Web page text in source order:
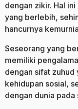
dengan zikir. Hal
yang berlebih,
hancurnya
Seseorang yang
memiliki
dengan sifat
kehidupan sosial,
dengan dunia pada